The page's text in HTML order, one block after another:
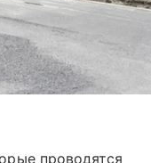
проводятся